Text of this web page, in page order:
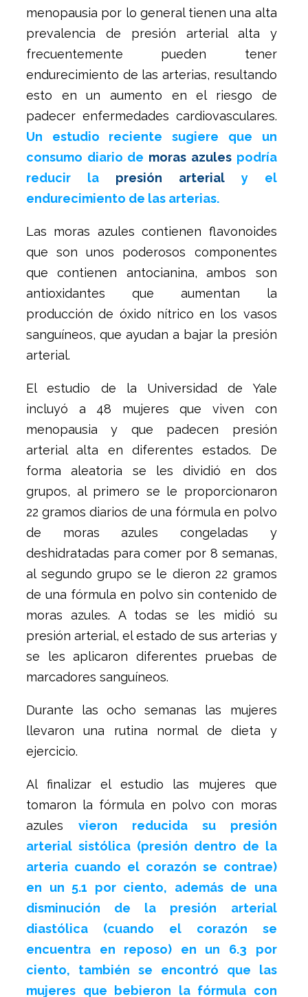
menopausia por lo general tienen una alta
prevalencia de presión arterial alta y
frecuentemente pueden tener
endurecimiento de las arterias, resultando
esto en un aumento en el riesgo de
padecer enfermedades cardiovasculares.
Un estudio reciente sugiere que un
consumo diario de moras azules podría
reducir la presión arterial y el
endurecimiento de las arterias.
Las moras azules contienen flavonoides
que son unos poderosos componentes
que contienen antocianina, ambos son
antioxidantes que aumentan la
producción de óxido nítrico en los vasos
sanguíneos, que ayudan a bajar la presión
arterial.
El estudio de la Universidad de Yale
incluyó a 48 mujeres que viven con
menopausia y que padecen presión
arterial alta en diferentes estados. De
forma aleatoria se les dividió en dos
grupos, al primero se le proporcionaron
22 gramos diarios de una fórmula en polvo
de moras azules congeladas y
deshidratadas para comer por 8 semanas,
al segundo grupo se le dieron 22 gramos
de una fórmula en polvo sin contenido de
moras azules. A todas se les midió su
presión arterial, el estado de sus arterias y
se les aplicaron diferentes pruebas de
marcadores sanguíneos.
Durante las ocho semanas las mujeres
llevaron una rutina normal de dieta y
ejercicio.
Al finalizar el estudio las mujeres que
tomaron la fórmula en polvo con moras
azules vieron reducida su presión
arterial sistólica (presión dentro de la
arteria cuando el corazón se contrae)
en un 5.1 por ciento, además de una
disminución de la presión arterial
diastólica (cuando el corazón se
encuentra en reposo) en un 6.3 por
ciento, también se encontró que las
mujeres que bebieron la fórmula con